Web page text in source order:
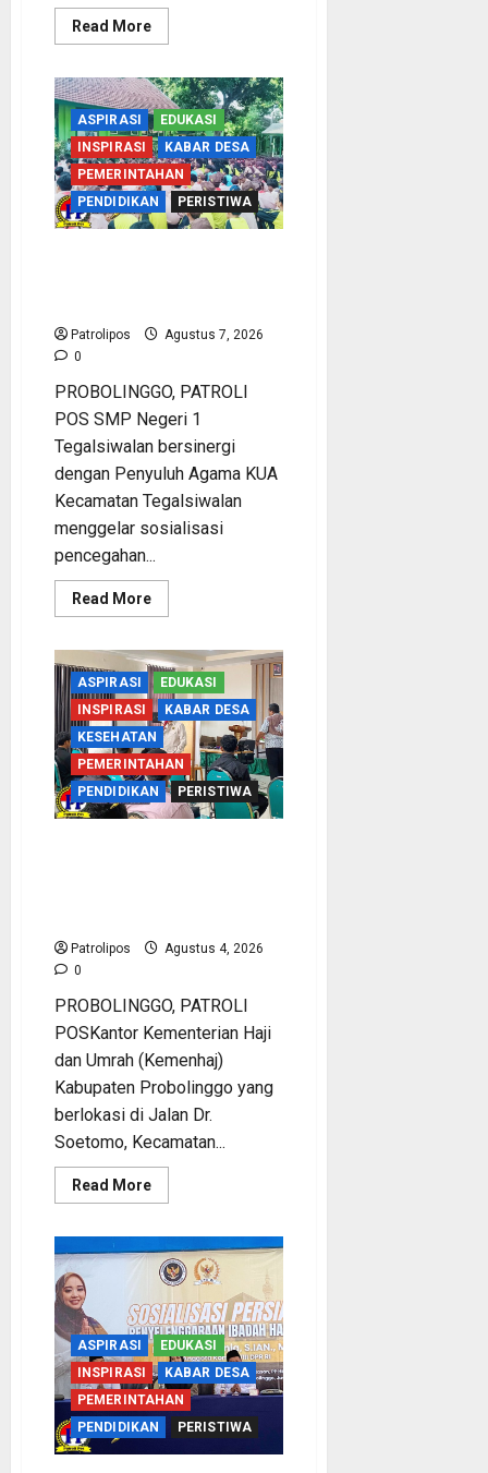
Read MoreRead
more
Kota
Probolinggo
Sasar
Prestasi
Maksimal,
Utus
15
Atlet
Terbaik
ke
ASPIRASI
EDUKASI
INSPIRASI
KABAR DESA
PEMERINTAHAN
PENDIDIKAN
PERISTIWA
Patrolipos
Agustus 7, 2026
0
PROBOLINGGO, PATROLI
POS SMP Negeri 1
Tegalsiwalan bersinergi
dengan Penyuluh Agama KUA
Kecamatan Tegalsiwalan
menggelar sosialisasi
pencegahan...
Read MoreRead
more
Nikah
Dini,
SMPN
1
Tegalsiwalan
Gandeng
KUA
Edukasi
Siswa
ASPIRASI
EDUKASI
INSPIRASI
KABAR DESA
KESEHATAN
PEMERINTAHAN
PENDIDIKAN
PERISTIWA
Patrolipos
Agustus 4, 2026
0
PROBOLINGGO, PATROLI
POSKantor Kementerian Haji
dan Umrah (Kemenhaj)
Kabupaten Probolinggo yang
berlokasi di Jalan Dr.
Soetomo, Kecamatan...
Read MoreRead
more
Kab
Probolinggo
Gelar
Foto
Biometrik
Pelimpahan
Porsi
Bagi
92
Jemaah
ASPIRASI
EDUKASI
INSPIRASI
KABAR DESA
PEMERINTAHAN
PENDIDIKAN
PERISTIWA